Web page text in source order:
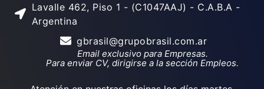
Lavalle 462, Piso 1 - (C1047AAJ) - C.A.B.A -
Argentina
gbrasil@grupobrasil.com.ar
Email exclusivo para Empresas.
Para enviar CV, dirigirse a la sección Empleos.